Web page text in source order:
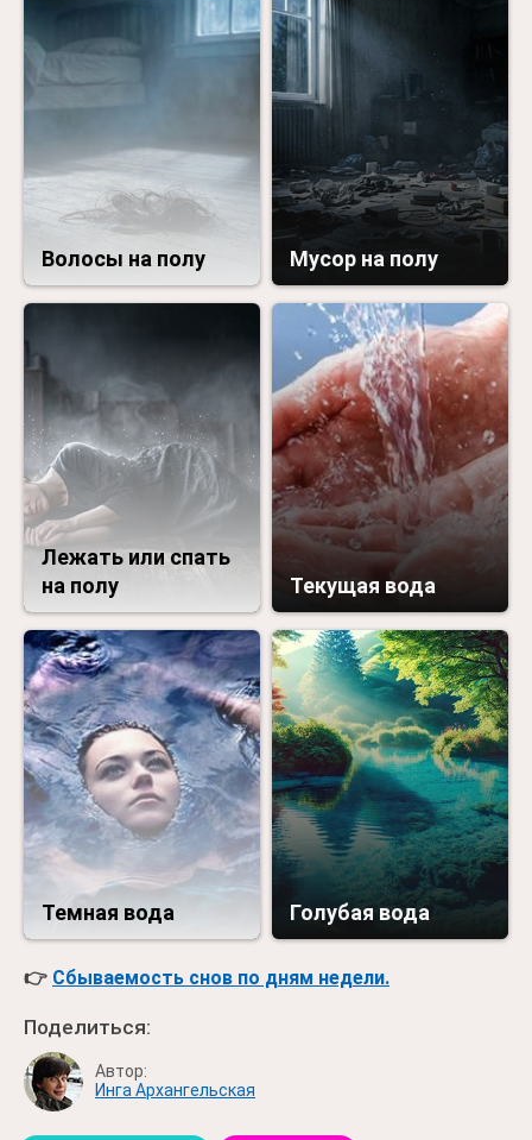
Волосы на полу Мусор на полу
Лежать или спать
на полу
Текущая вода
Темная вода Голубая вода
👉 Сбываемость снов по дням недели.
Поделиться:
Автор:
Инга Архангельская